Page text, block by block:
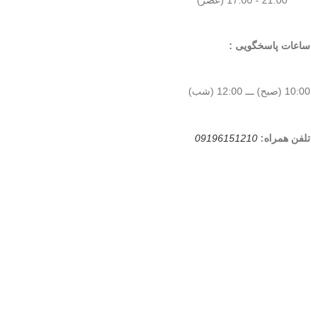
ساعات پاسخگویی :
10:00 (صبح) ـــ 12:00 (شب)
تلفن همراه: 09196151210